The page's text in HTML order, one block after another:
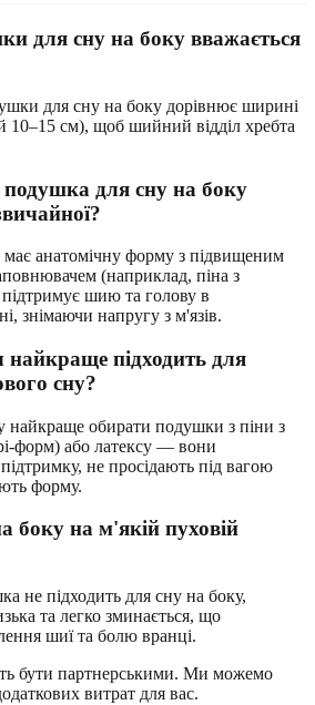
для сну на боку вважається
для сну на боку дорівнює ширині
10–15 см), щоб шийний відділ хребта
для сну на боку
анатомічну форму з підвищеним
(наприклад, піна з
шию та голову в
знімаючи напругу з м'язів.
підходить для
сну?
найкраще обирати подушки з піни з
форм) або латексу — вони
не просідають під вагою
форму.
боку на м'якій пуховій
не підходить для сну на боку,
та легко зминається, що
шиї та болю вранці.
бути партнерськими. Ми можемо
витрат для вас.